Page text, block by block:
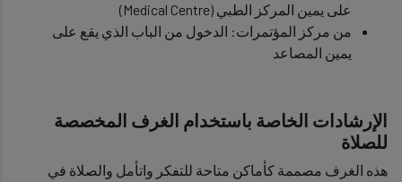
على يمين المركز الطبي (Medical Centre)
من مركز المؤتمرات: الدخول من الباب الذي يقع على
يمين المصاعد
الإرشادات الخاصة باستخدام الغرف المخصصة
للصلاة
هذه الغرف مصممة كأماكن متاحة للتفكر واتأمل والصلاة في